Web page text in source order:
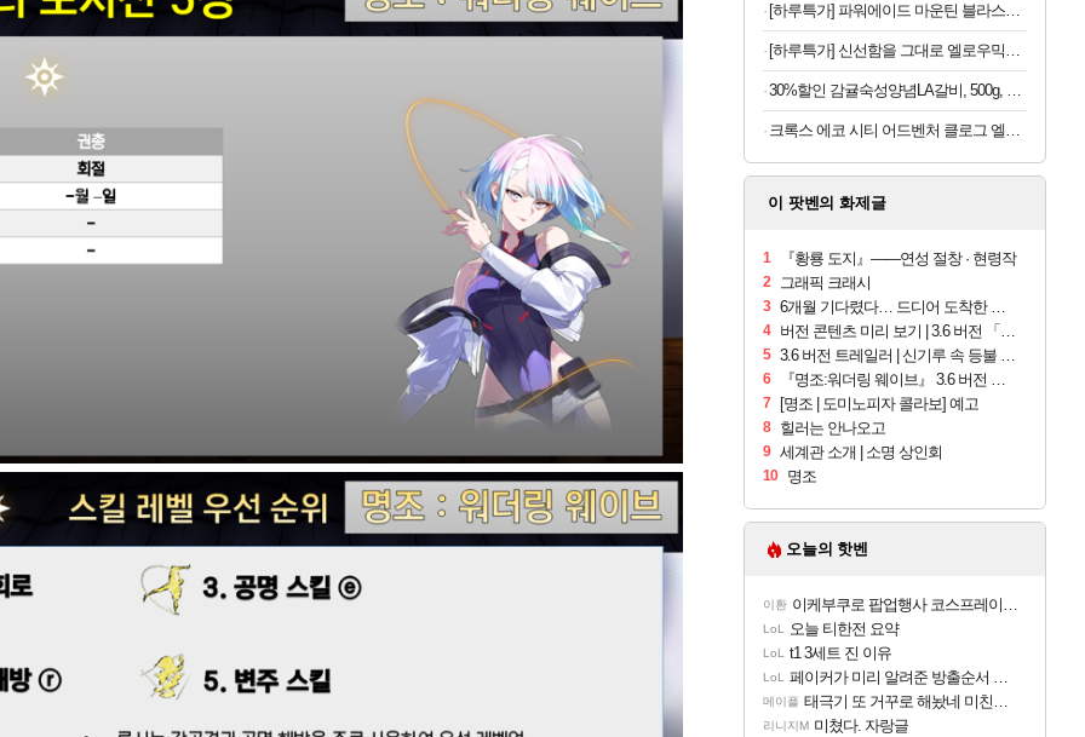
[하루특가] 파워에이드 마운틴 블라스트, 900ml, 12개
[하루특가] 신선함을 그대로 엘로우믹스 샐러드, 80g, 7팩
30%할인 감귤숙성양념LA갈비, 500g, 4개
크록스 에코 시티 어드벤처 클로그 엘리펀트 213115-1LM 남여공용 220
이 팟벤의 화제글
1 『황룡 도지』——연성 절창 · 현령작
2 그래픽 크래시
3 6개월 기다렸다… 드디어 도착한 치사 메신저백! 실물 후기
4 버전 콘텐츠 미리 보기 | 3.6 버전 「신기루 속 등불 그림자, 속세에 깃든 검의 결심」이 8월 20일에 업데이트됩니다!
5 3.6 버전 트레일러 | 신기루 속 등불 그림자, 속세에 깃든 검의 결심
6 『명조:워더링 웨이브』 3.6 버전 「신기루 속 등불 그림자, 속세에 깃든 검의 결심」이 8월 20일에 업데이트됩니다!
7 [명조 | 도미노피자 콜라보] 예고
8 힐러는 안나오고
9 세계관 소개 | 소명 상인회
10 명조
오늘의 핫벤
이환 이케부쿠로 팝업행사 코스프레이어들!!
LoL 오늘 티한전 요약
LoL t1 3세트 진 이유
LoL 페이커가 미리 알려준 방출순서 ㄷㄷㄷㄷ
메이플 태극기 또 거꾸로 해놨네 미친것들 ㅋㅋㅋ
리니지M 미쳤다. 자랑글